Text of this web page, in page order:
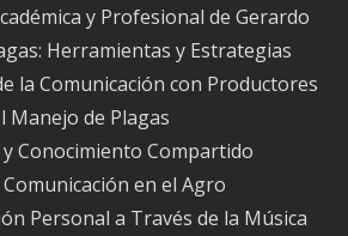
y Profesional de Gerardo
Herramientas y Estrategias
la Comunicación con Productores
Manejo de Plagas
Conocimiento Compartido
en el Agro
Personal a Través de la Música